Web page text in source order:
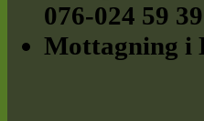
076-024 59 39
Mottagning i